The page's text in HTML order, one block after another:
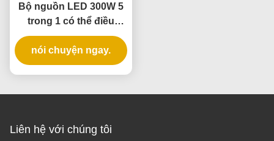
Bộ nguồn LED 300W 5
trong 1 có thể điều
chỉnh độ sáng, xếp
hạng IP65 cho nguồn
điện có thể điều chỉnh
nói chuyện ngay.
Liên hệ với chúng tôi